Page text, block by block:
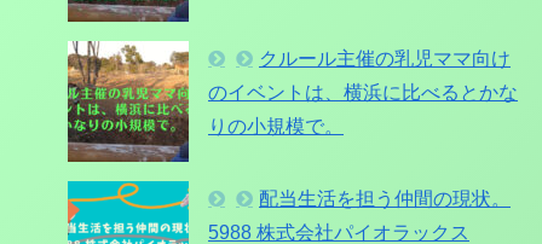
クルール主催の乳児ママ向け
のイベントは、横浜に比べるとかな
りの小規模で。
配当生活を担う仲間の現状。
5988 株式会社パイオラックス